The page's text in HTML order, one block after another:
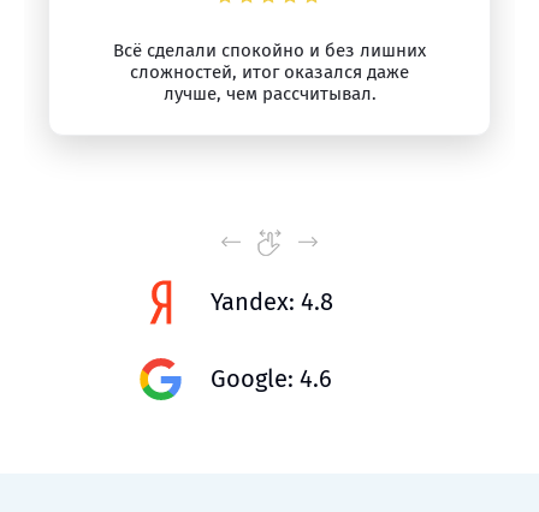
Всё сделали спокойно и без лишних
сложностей, итог оказался даже
лучше, чем рассчитывал.
Yandex: 4.8
Google: 4.6